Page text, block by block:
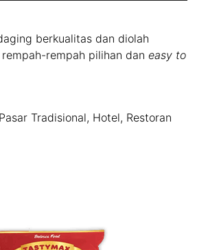
berkualitas dan diolah
rempah pilihan dan easy to
Tradisional, Hotel, Restoran